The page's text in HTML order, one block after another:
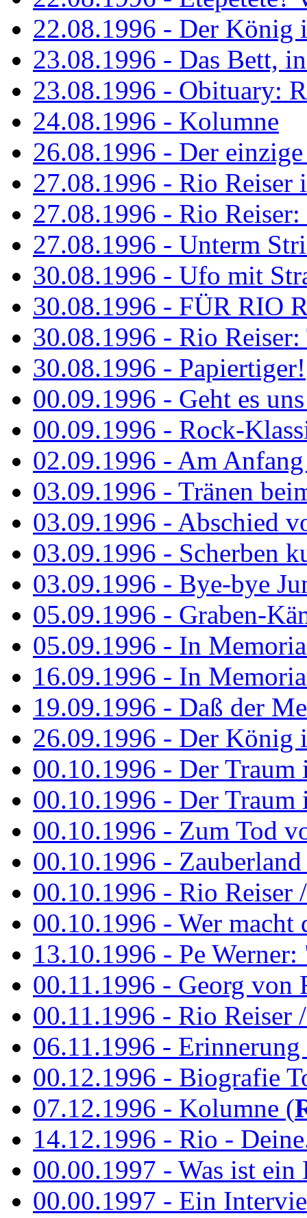
22.08.1996 - Der König
23.08.1996 - Das Bett,
23.08.1996 - Obituary:
24.08.1996 - Kolumne
26.08.1996 - Der
27.08.1996 - Rio Reiser
27.08.1996 - Rio
27.08.1996 - Unterm
30.08.1996 - Ufo mit
30.08.1996 - FÜR RIO
30.08.1996 - Rio
30.08.1996 - Papiertiger!
00.09.1996 - Geht es
00.09.1996 - Rock-
02.09.1996 - Am
03.09.1996 - Tränen
03.09.1996 - Abschied
03.09.1996 - Scherben
03.09.1996 - Bye-bye
05.09.1996 - Graben-
05.09.1996 - In
16.09.1996 - In
19.09.1996 - Daß der
26.09.1996 - Der König
00.10.1996 - Der Traum
00.10.1996 - Der Traum
00.10.1996 - Zum Tod
00.10.1996 -
00.10.1996 - Rio Reiser
00.10.1996 - Wer macht
13.10.1996 - Pe
00.11.1996 - Georg von
00.11.1996 - Rio Reiser
06.11.1996 -
00.12.1996 - Biografie
07.12.1996 - Kolumne (
14.12.1996 - Rio -
00.00.1997 - Was ist ein
00.00.1997 - Ein